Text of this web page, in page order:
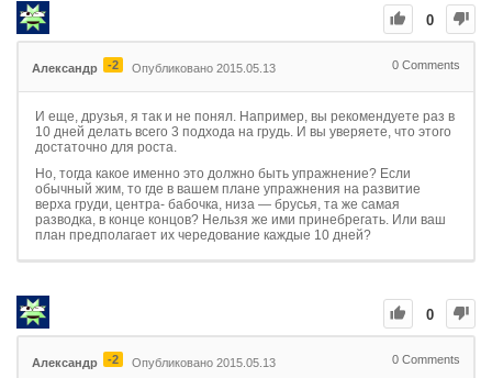
0
Александр -2 Опубликовано 2015.05.13 0 Comments
И еще, друзья, я так и не понял. Например, вы рекомендуете раз в
10 дней делать всего 3 подхода на грудь. И вы уверяете, что этого
достаточно для роста.
Но, тогда какое именно это должно быть упражнение? Если
обычный жим, то где в вашем плане упражнения на развитие
верха груди, центра- бабочка, низа — брусья, та же самая
разводка, в конце концов? Нельзя же ими принебрегать. Или ваш
план предполагает их чередование каждые 10 дней?
0
Александр -2 Опубликовано 2015.05.13 0 Comments